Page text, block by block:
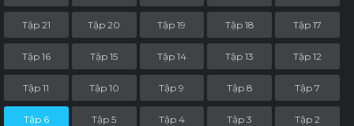
Tập 21 Tập 20 Tập 19 Tập 18 Tập 17
Tập 16 Tập 15 Tập 14 Tập 13 Tập 12
Tập 11 Tập 10 Tập 9 Tập 8 Tập 7
Tập 6 Tập 5 Tập 4 Tập 3 Tập 2